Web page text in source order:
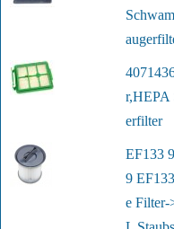
r,HEPA
erfilter
EF133
9
e Filter-